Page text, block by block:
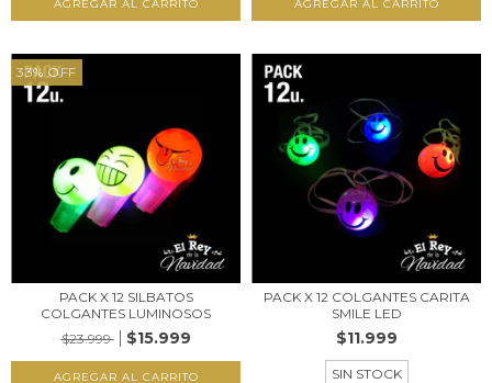
33% OFF
PACK X 12 SILBATOS
COLGANTES LUMINOSOS
$23.999
$15.999
PACK X 12 COLGANTES CARITA
SMILE LED
$11.999
SIN STOCK